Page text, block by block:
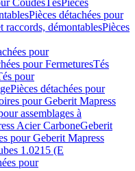
CoudesTésPièces
Pièces détachées pour
raccords, démontablesPièces
pour
pour FermeturesTés
pour
Pièces détachées pour
pour Geberit Mapress
assemblages à
Acier CarboneGeberit
pour Geberit Mapress
1.0215 (E
pour